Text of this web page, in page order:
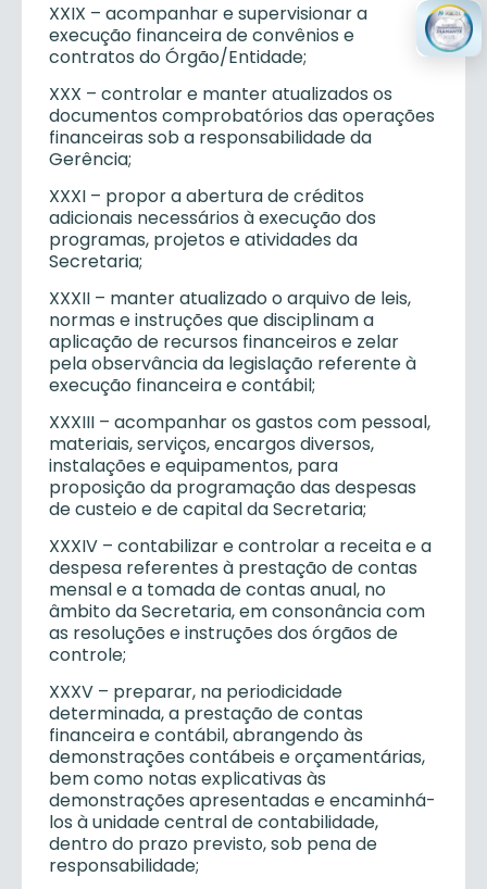
XXIX – acompanhar e supervisionar a
execução financeira de convênios e
contratos do Órgão/Entidade;
XXX – controlar e manter atualizados os
documentos comprobatórios das operações
financeiras sob a responsabilidade da
Gerência;
XXXI – propor a abertura de créditos
adicionais necessários à execução dos
programas, projetos e atividades da
Secretaria;
XXXII – manter atualizado o arquivo de leis,
normas e instruções que disciplinam a
aplicação de recursos financeiros e zelar
pela observância da legislação referente à
execução financeira e contábil;
XXXIII – acompanhar os gastos com pessoal,
materiais, serviços, encargos diversos,
instalações e equipamentos, para
proposição da programação das despesas
de custeio e de capital da Secretaria;
XXXIV – contabilizar e controlar a receita e a
despesa referentes à prestação de contas
mensal e a tomada de contas anual, no
âmbito da Secretaria, em consonância com
as resoluções e instruções dos órgãos de
controle;
XXXV – preparar, na periodicidade
determinada, a prestação de contas
financeira e contábil, abrangendo às
demonstrações contábeis e orçamentárias,
bem como notas explicativas às
demonstrações apresentadas e encaminhá-
los à unidade central de contabilidade,
dentro do prazo previsto, sob pena de
responsabilidade;